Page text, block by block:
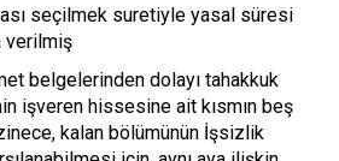
seçilmek suretiyle yasal süresi
verilmiş
belgelerinden dolayı tahakkuk
işveren hissesine ait kısmın beş
kalan bölümünün İşsizlik